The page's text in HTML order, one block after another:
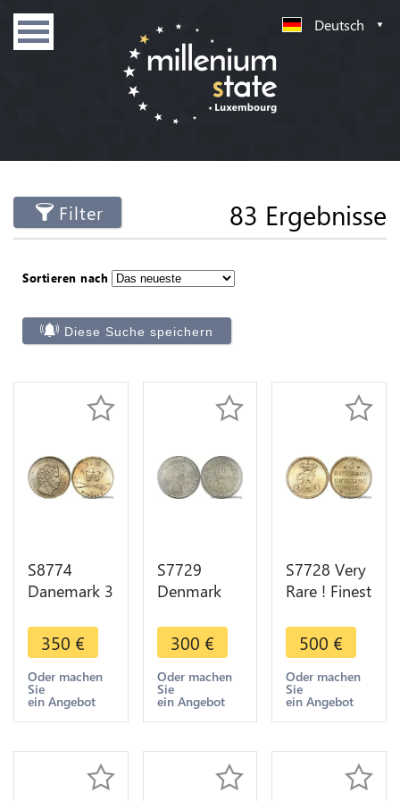
Deutsch
Filter 83 Ergebnisse
Sortieren nach
Diese Suche speichern
S8774
Danemark 3
Christian
VIII 1842 K
FF PCGS
MS64
Argent
350 €
Oder machen
Sie
ein Angebot
S7729
Denmark
16 Skilling
Rigsmont
1858 FK-VS
PCGS MS65
Silver
300 €
Oder machen
Sie
ein Angebot
S7728 Very
Rare ! Finest
Rigsbankskilling
1836 IFF
PCGS MS65
500 €
Oder machen
Sie
ein Angebot